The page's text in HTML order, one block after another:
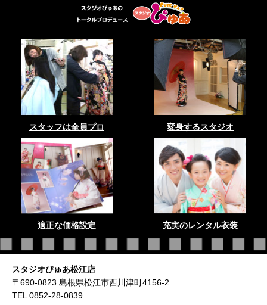
スタッフは全員プロ 変身するスタジオ
適正な価格設定 充実のレンタル衣装
スタジオぴゅあ松江店
〒690-0823 島根県松江市西川津町4156-2
TEL 0852-28-0839